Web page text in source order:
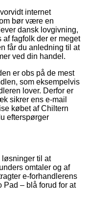
internet
bør være en
dansk lovgivning,
fagfolk der er meget
får du anledning til at
ved din handel.
er obs på de mest
som eksempelvis
lover. Derfor er
sikrer ens e-mail
købet af Chiltern
efterspørger
til at
omtaler og af
e-forhandlerens
Pad – blå forud for at